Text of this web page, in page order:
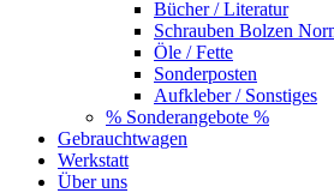
Bücher / Literatur
Schrauben Bolzen
Öle / Fette
Sonderposten
Aufkleber / Sonstiges
% Sonderangebote %
Gebrauchtwagen
Werkstatt
Über uns